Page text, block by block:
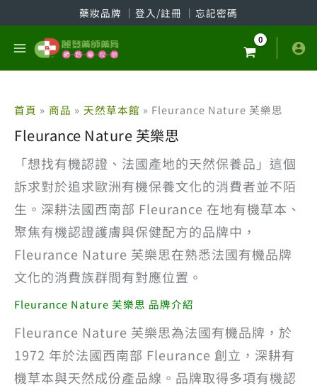
至
藥妝品牌 │ 登入/註冊 │ 忘記密碼
首頁 商品 天然草本館 Fleurance Nature 芙樂思
Fleurance Nature 芙樂思
「想找有機認證、法國產地的天然保養品」這個
訴求對於追求歐洲有機保養文化的消費者並不陌
生。深耕法國西南部 Fleurance 在地有機草本、
聚焦有機認證護膚與保健配方的品牌中，
Fleurance Nature 芙樂思在熟悉法國有機品牌
文化的消費族群間有對應位置。
Fleurance Nature 芙樂思 品牌介紹
Fleurance Nature 芙樂思為法國有機品牌，於
1972 年於法國西南部 Fleurance 創立，深耕有
機草本與天然成份產品線。品牌取得多項有機認